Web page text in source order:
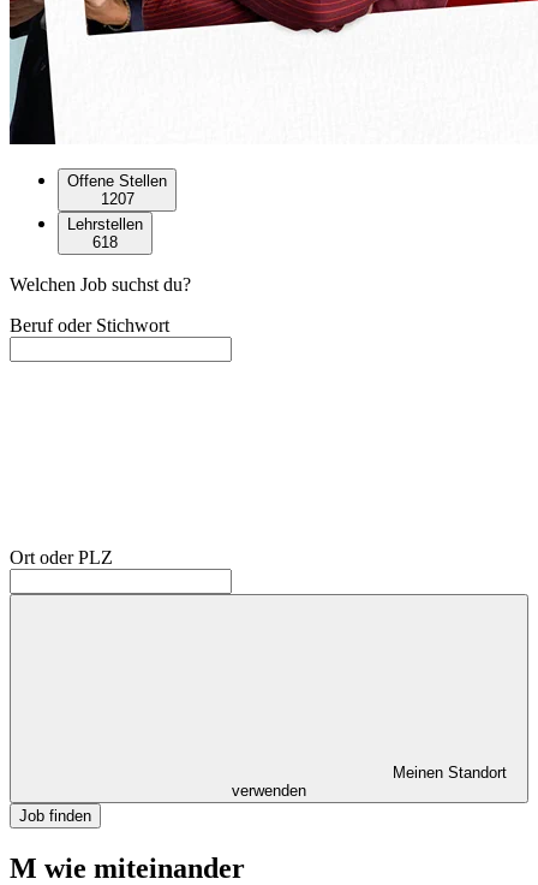
Offene Stellen
1207
Lehrstellen
618
Welchen Job suchst du?
Beruf oder Stichwort
Ort oder PLZ
Meinen Standort
verwenden
Job finden
M wie miteinander